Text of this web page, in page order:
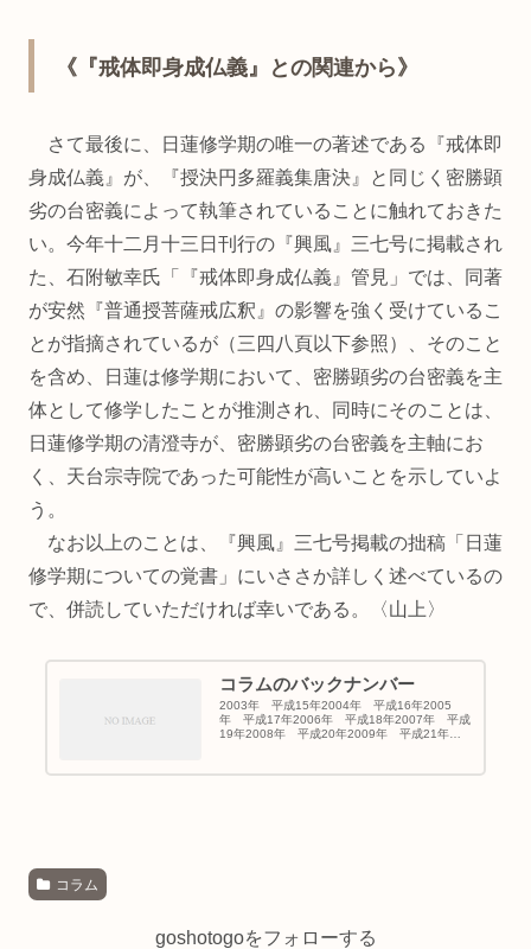
《『戒体即身成仏義』との関連から》
さて最後に、日蓮修学期の唯一の著述である『戒体即
身成仏義』が、『授決円多羅義集唐決』と同じく密勝顕
劣の台密義によって執筆されていることに触れておきた
い。今年十二月十三日刊行の『興風』三七号に掲載され
た、石附敏幸氏「『戒体即身成仏義』管見」では、同著
が安然『普通授菩薩戒広釈』の影響を強く受けているこ
とが指摘されているが（三四八頁以下参照）、そのこと
を含め、日蓮は修学期において、密勝顕劣の台密義を主
体として修学したことが推測され、同時にそのことは、
日蓮修学期の清澄寺が、密勝顕劣の台密義を主軸にお
く、天台宗寺院であった可能性が高いことを示していよ
う。
なお以上のことは、『興風』三七号掲載の拙稿「日蓮
修学期についての覚書」にいささか詳しく述べているの
で、併読していただければ幸いである。〈山上〉
コラムのバックナンバー
2003年 平成15年2004年 平成16年2005
年 平成17年2006年 平成18年2007年 平成
19年2008年 平成20年2009年 平成21年
コラム
goshotogoをフォローする